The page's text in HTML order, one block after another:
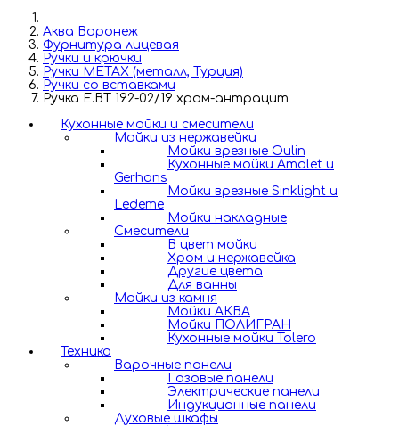
Аква Воронеж
Фурнитура лицевая
Ручки и крючки
Ручки METAX (металл, Турция)
Ручки со вставками
Ручка E.BT 192-02/19 хром-антрацит
Кухонные мойки и смесители
Мойки из нержавейки
Мойки врезные Oulin
Кухонные мойки Amalet и
Gerhans
Мойки врезные Sinklight и
Ledeme
Мойки накладные
Смесители
В цвет мойки
Хром и нержавейка
Другие цвета
Для ванны
Мойки из камня
Мойки АКВА
Мойки ПОЛИГРАН
Кухонные мойки Tolero
Техника
Варочные панели
Газовые панели
Электрические панели
Индукционные панели
Духовые шкафы